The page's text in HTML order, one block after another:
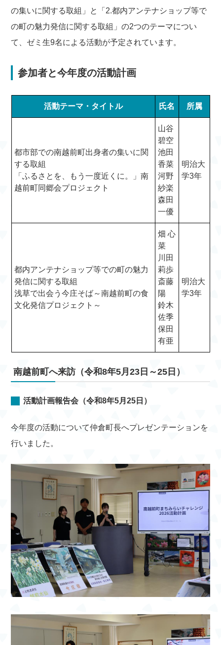
の集いに関する取組」と「2.都内アンテナショップ等で
の町の魅力発信に関する取組」の2つのテーマについ
て、ゼミ生9名による活動が予定されています。
参加者と今年度の活動計画
活動テーマ・タイトル 氏名 所属
都市部での南越前町出身者の集いに関
する取組
「ふるさとを、もう一度近くに。」南
越前町同郷会プロジェクト
山谷
碧空
池田
香菜
河野
紗楽
森田
一優
明治大
学3年
都内アンテナショップ等での町の魅力
発信に関する取組
浅草で出会う今庄そば～南越前町の食
文化発信プロジェクト～
畑 心
菜
川田
莉歩
斎藤
陽
鈴木
佐季
保田
有亜
明治大
学3年
南越前町へ来訪（令和8年5月23日～25日）
活動計画報告会（令和8年5月25日）
今年度の活動について仲倉町長へプレゼンテーションを
行いました。